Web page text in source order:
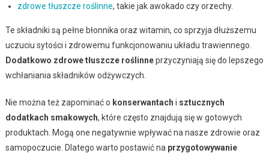
zdrowe tłuszcze roślinne, takie jak awokado czy orzechy.
Te składniki są pełne błonnika oraz witamin, co sprzyja dłuższemu
uczuciu sytości i zdrowemu funkcjonowaniu układu trawiennego.
Dodatkowo zdrowe tłuszcze roślinneprzyczyniają się do lepszego
wchłaniania składników odżywczych.
Nie można też zapominać o konserwantach i sztucznych
dodatkach smakowych, które często znajdują się w gotowych
produktach. Mogą one negatywnie wpływać na nasze zdrowie oraz
samopoczucie. Dlatego warto postawić na przygotowywanie